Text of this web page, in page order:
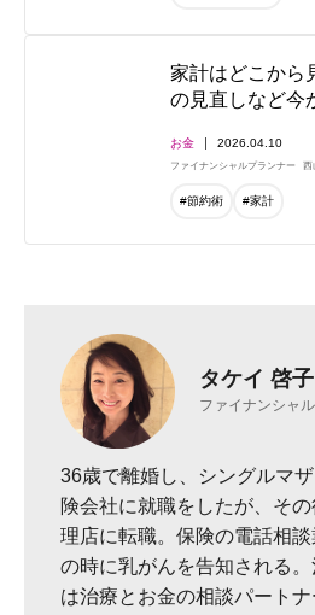
家計はどこから
の見直しなど今
お金 2026.04.10
ファイナンシャルプランナー 西
#節約術 #家計
タケイ 啓子
ファイナンシャ
36歳で離婚し、シングルマ
険会社に就職をしたが、そ
理店に転職。保険の電話相
の時に乳がんを告知される
は治療とお金の相談パートナ